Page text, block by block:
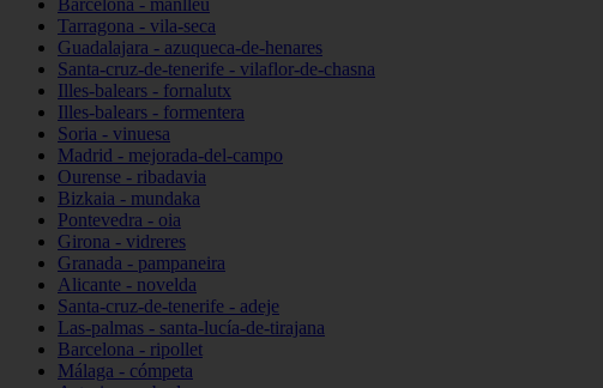
Barcelona - manlleu
Tarragona - vila-seca
Guadalajara - azuqueca-de-henares
Santa-cruz-de-tenerife - vilaflor-de-chasna
Illes-balears - fornalutx
Illes-balears - formentera
Soria - vinuesa
Madrid - mejorada-del-campo
Ourense - ribadavia
Bizkaia - mundaka
Pontevedra - oia
Girona - vidreres
Granada - pampaneira
Alicante - novelda
Santa-cruz-de-tenerife - adeje
Las-palmas - santa-lucía-de-tirajana
Barcelona - ripollet
Málaga - cómpeta